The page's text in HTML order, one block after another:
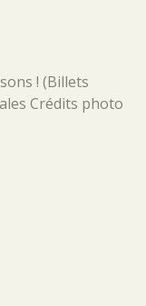
! (Billets
Crédits photo